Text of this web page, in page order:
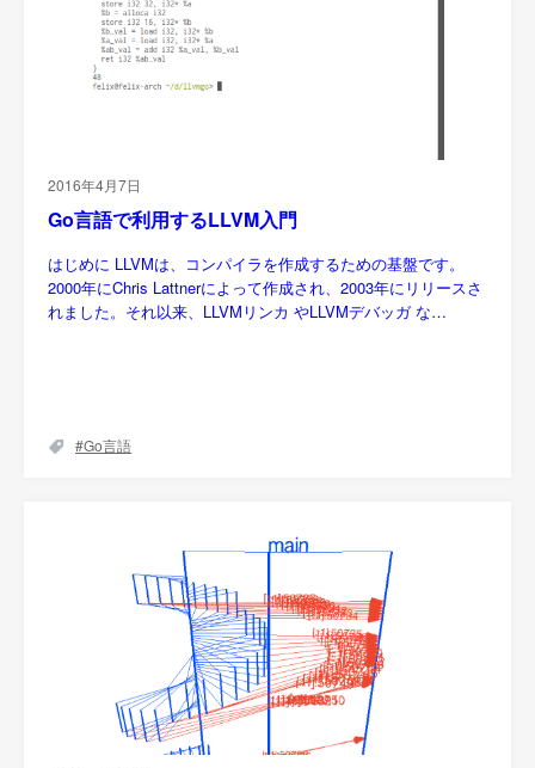
2016年4月7日
Go言語で利用するLLVM入門
はじめに LLVMは、コンパイラを作成するための基盤です。
2000年にChris Lattnerによって作成され、2003年にリリースさ
れました。それ以来、LLVMリンカ やLLVMデバッガ な…
Go言語